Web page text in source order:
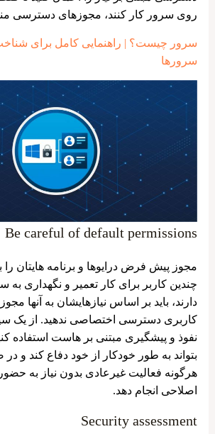
روی سرور کار کنند، مجوزهای دسترسی
سرور چیست؟ | راهنمایی کامل برای
سرورها
Be careful of default permissions
مجوز پیش ‌فرض درایوها و برنامه ‌هایتان را
چندین کاربر برای کار تعمیر و نگهداری
دارند، باید بر اساس نیازهایشان به آنها
کاربری دسترسی اختصاصی ندهید. از یک
نفوذ و پیشگیری مبتنی بر هاست استفاده
بتواند به طور خودکار از خود دفاع کند و
هرگونه فعالیت غیرعادی بدون نیاز به
اصلاحی انجام دهد.
Security assessment